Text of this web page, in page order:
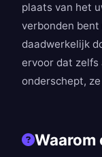
plaats van het
verbonden
daadwerkelijk
ervoor dat zelfs
onderschept,
Waarom